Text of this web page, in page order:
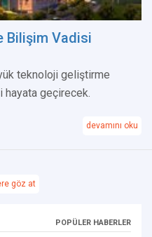
Bilişim Vadisi
teknoloji geliştirme
geçirecek.
devamını oku
göz at
POPÜLER HABERLER